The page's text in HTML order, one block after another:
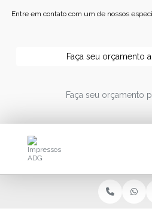
Entre em contato com um de nossos
Faça seu orçamento
Faça seu orçamento